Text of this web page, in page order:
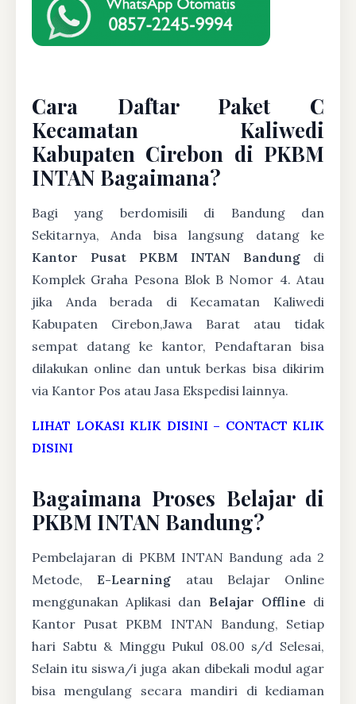
Cara Daftar Paket C
Kecamatan Kaliwedi
Kabupaten Cirebon di PKBM
INTAN Bagaimana?
Bagi yang berdomisili di Bandung dan
Sekitarnya, Anda bisa langsung datang ke
Kantor Pusat PKBM INTAN Bandung di
Komplek Graha Pesona Blok B Nomor 4. Atau
jika Anda berada di Kecamatan Kaliwedi
Kabupaten Cirebon,Jawa Barat atau tidak
sempat datang ke kantor, Pendaftaran bisa
dilakukan online dan untuk berkas bisa dikirim
via Kantor Pos atau Jasa Ekspedisi lainnya.
LIHAT LOKASI KLIK DISINI – CONTACT KLIK
DISINI
Bagaimana Proses Belajar di
PKBM INTAN Bandung?
Pembelajaran di PKBM INTAN Bandung ada 2
Metode,E-Learning atau Belajar Online
menggunakan Aplikasi dan Belajar Offline di
Kantor Pusat PKBM INTAN Bandung, Setiap
hari Sabtu & Minggu Pukul 08.00 s/d Selesai,
Selain itu siswa/i juga akan dibekali modul agar
bisa mengulang secara mandiri di kediaman